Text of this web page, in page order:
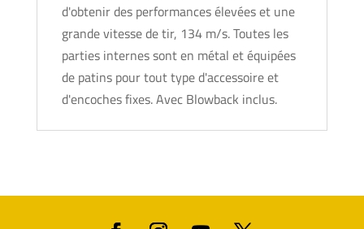
d'obtenir des performances élevées et une
grande vitesse de tir, 134 m/s. Toutes les
parties internes sont en métal et équipées
de patins pour tout type d'accessoire et
d'encoches fixes. Avec Blowback inclus.